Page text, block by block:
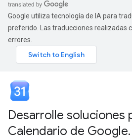
Google utiliza tecnología de IA para
preferido. Las traducciones realizadas
errores.
Desarrolle soluciones
Calendario de Google.